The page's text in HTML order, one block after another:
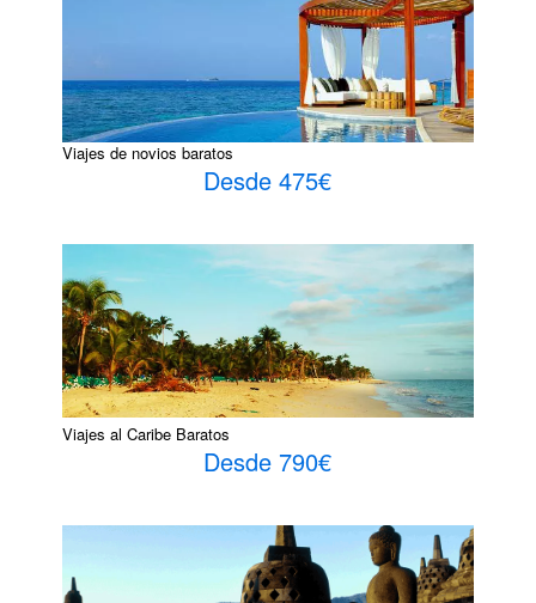
Viajes de novios baratos
Desde 475€
Viajes al Caribe Baratos
Desde 790€